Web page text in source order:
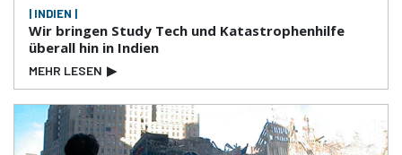
| INDIEN |
Wir bringen Study Tech und Katastrophenhilfe
überall hin in Indien
MEHR LESEN ▶